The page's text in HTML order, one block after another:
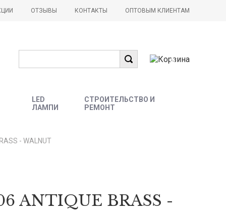
ОТЗЫВЫ КОНТАКТЫ ОПТОВЫМ КЛИЕНТАМ
0
LED
ЛАМПИ
СТРОИТЕЛЬСТВО И
РЕМОНТ
- WALNUT
ANTIQUE BRASS -